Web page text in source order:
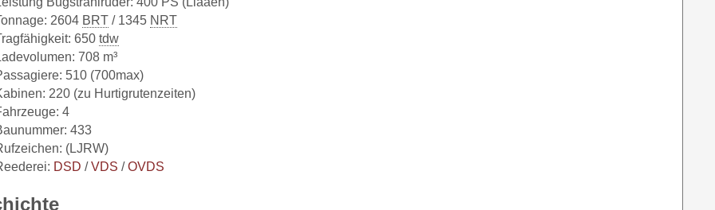
2604 BRT / 1345 NRT
650 tdw
708 m³
510 (700max)
220 (zu Hurtigrutenzeiten)
4
433
(LJRW)
DSD /VDS /OVDS